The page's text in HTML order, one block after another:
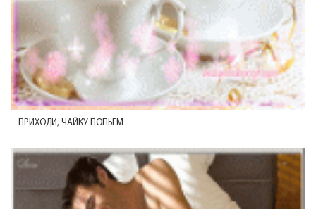
ПРИХОДИ, ЧАЙКУ ПОПЬЁМ